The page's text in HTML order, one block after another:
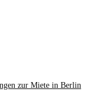
zur Miete in Berlin